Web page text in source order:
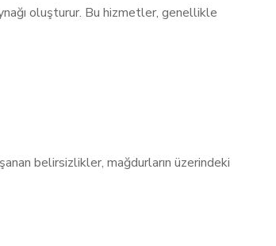
oluşturur. Bu hizmetler, genellikle
belirsizlikler, mağdurların üzerindeki